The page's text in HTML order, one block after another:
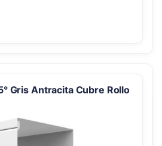
Gris Antracita Cubre Rollo